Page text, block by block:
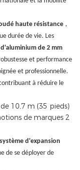
haute résistance ,
durée de vie. Les
de 2 mm
et performance
et professionnelle.
à réduire le
système d'expansion
de se déployer de